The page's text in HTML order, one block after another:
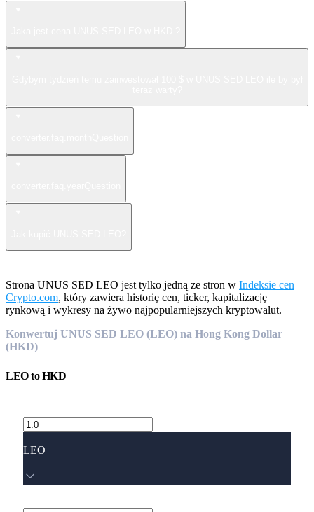
Strona UNUS SED LEO jest tylko jedną ze stron w Indeksie cen
Crypto.com, który zawiera historię cen, ticker, kapitalizację
rynkową i wykresy na żywo najpopularniejszych kryptowalut.
Konwertuj UNUS SED LEO (LEO) na Hong Kong Dollar
(HKD)
LEOtoHKD
LEO